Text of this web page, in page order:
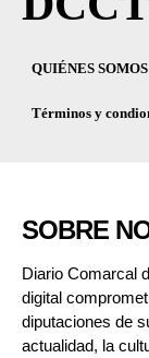
QUIÉNES SOMOS
Términos y
SOBRE
Diario Comarcal
digital
diputaciones de
actualidad, la